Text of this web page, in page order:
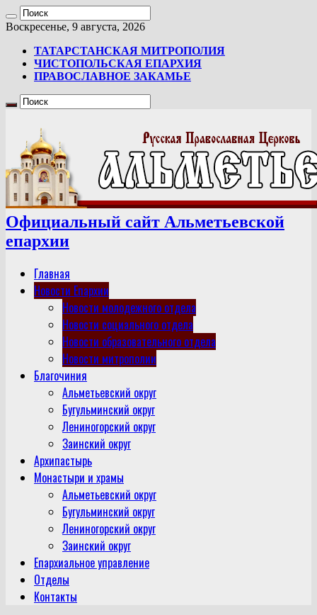
Воскресенье, 9 августа, 2026
ТАТАРСТАНСКАЯ МИТРОПОЛИЯ
ЧИСТОПОЛЬСКАЯ ЕПАРХИЯ
ПРАВОСЛАВНОЕ ЗАКАМЬЕ
Официальный сайт Альметьевской
епархии
Главная
Новости Епархии
Новости молодежного отдела
Новости социального отдела
Новости образовательного отдела
Новости митрополии
Благочиния
Альметьевский округ
Бугульминский округ
Лениногорский округ
Заинский округ
Архипастырь
Монастыри и храмы
Альметьевский округ
Бугульминский округ
Лениногорский округ
Заинский округ
Епархиальное управление
Отделы
Контакты